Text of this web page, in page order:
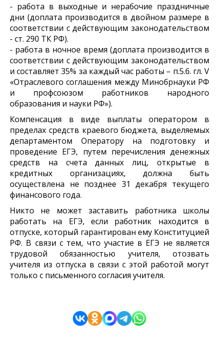
- работа в выходные и нерабочие праздничные
дни (доплата производится в двойном размере в
соответствии с действующим законодательством
- ст. 290 ТК РФ).
- работа в ночное время (доплата производится в
соответствии с действующим законодательством
и составляет 35% за каждый час работы – п.5.6. гл. V
«Отраслевого соглашения между Минобрнауки РФ
и профсоюзом работников народного
образования и науки РФ»).
Компенсация в виде выплаты оператором в
пределах средств краевого бюджета, выделяемых
департаментом Оператору на подготовку и
проведение ЕГЭ, путем перечисления денежных
средств на счета данных лиц, открытые в
кредитных организациях, должна быть
осуществлена не позднее 31 декабря текущего
финансового года.
Никто не может заставить работника школы
работать на ЕГЭ, если работник находится в
отпуске, который гарантирован ему Конституцией
РФ. В связи с тем, что участие в ЕГЭ не является
трудовой обязанностью учителя, отозвать
учителя из отпуска в связи с этой работой могут
только с письменного согласия учителя.